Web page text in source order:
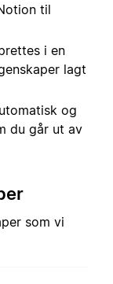
til
i en
lagt
og
du går ut av
som vi